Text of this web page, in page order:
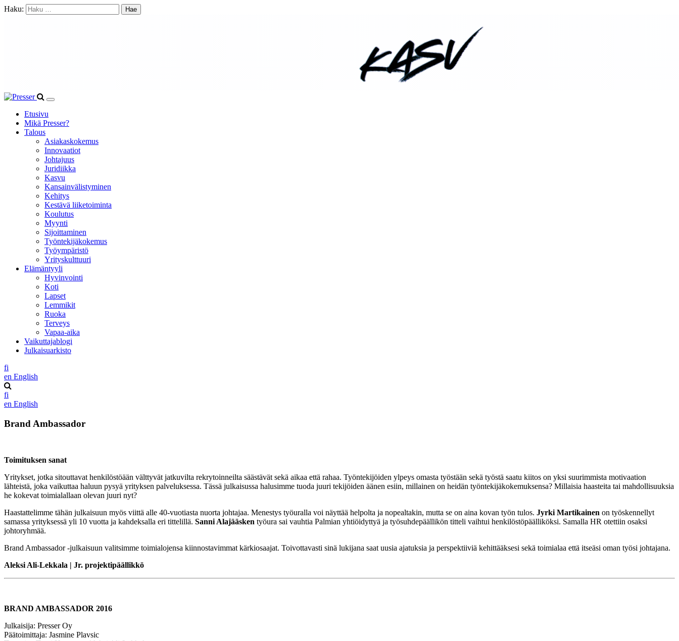
Haku:
Etusivu
Mikä Presser?
Talous
Asiakaskokemus
Innovaatiot
Johtajuus
Juridiikka
Kasvu
Kansainvälistyminen
Kehitys
Kestävä liiketoiminta
Koulutus
Myynti
Sijoittaminen
Työntekijäkokemus
Työympäristö
Yrityskulttuuri
Elämäntyyli
Hyvinvointi
Koti
Lapset
Lemmikit
Ruoka
Terveys
Vapaa-aika
Vaikuttajablogi
Julkaisuarkisto
fi
en English
fi
en English
Brand Ambassador
Toimituksen sanat
Yritykset, jotka sitouttavat henkilöstöään välttyvät jatkuvilta rekrytoinneilta säästävät sekä aikaa että rahaa. Työntekijöiden ylpeys omasta työstään sekä työstä saatu kiitos on yksi suurimmista motivaation
lähteistä, joka vaikuttaa haluun pysyä yrityksen palveluksessa. Tässä julkaisussa halusimme tuoda juuri tekijöiden äänen esiin, millainen on heidän työntekijäkokemuksensa? Millaisia haasteita tai mahdollisuuksia
he kokevat toimialallaan olevan juuri nyt?
Haastattelimme tähän julkaisuun myös viittä alle 40-vuotiasta nuorta johtajaa. Menestys työuralla voi näyttää helpolta ja nopealtakin, mutta se on aina kovan työn tulos. Jyrki Martikainen on työskennellyt
samassa yrityksessä yli 10 vuotta ja kahdeksalla eri tittelillä. Sanni Alajääsken työura sai vauhtia Palmian yhtiöidyttyä ja työsuhdepäällikön titteli vaihtui henkilöstöpäälliköksi. Samalla HR otettiin osaksi
johtoryhmää.
Brand Ambassador -julkaisuun valitsimme toimialojensa kiinnostavimmat kärkiosaajat. Toivottavasti sinä lukijana saat uusia ajatuksia ja perspektiiviä kehittääksesi sekä toimialaa että itseäsi oman työsi johtajana.
Aleksi Ali-Lekkala | Jr. projektipäällikkö
BRAND AMBASSADOR 2016
Julkaisija: Presser Oy
Päätoimittaja: Jasmine Plavsic